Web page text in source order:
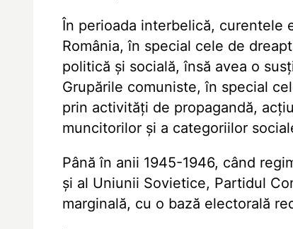
În perioada interbelică, curentele
România, în special cele de
politică și socială, însă avea o
Grupările comuniste, în special
prin activități de propagandă,
muncitorilor și a categoriilor
Până în anii 1945-1946, când
și al Uniunii Sovietice, Partidul
marginală, cu o bază electorală